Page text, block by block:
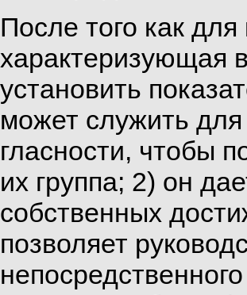
После того как
характеризующая
установить
может служить
гласности, чтобы
их группа; 2) он
собственных
позволяет